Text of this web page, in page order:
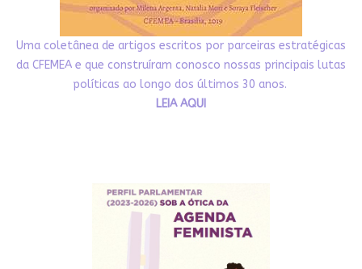
Uma coletânea de artigos escritos por parceiras estratégicas
da CFEMEA e que construíram conosco nossas principais lutas
políticas ao longo dos últimos 30 anos.
LEIA AQUI